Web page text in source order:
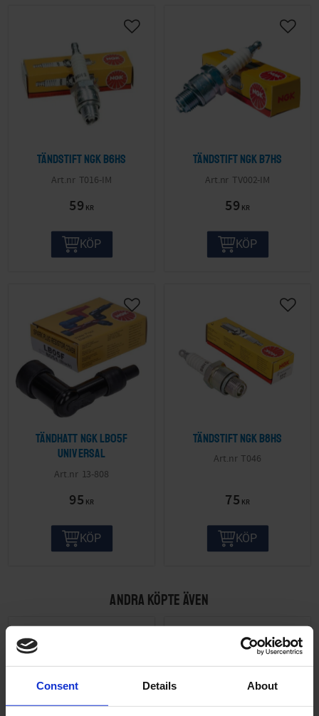
Consent Details About
Tändstift NGK B6HS
T016-IM
59 KR
KÖP
Tändstift NGK B7HS
TV002-IM
59 KR
KÖP
Tändhatt NGK LB05F
Universal
13-808
95 KR
KÖP
Tändstift NGK B8HS
T046
75 KR
KÖP
ANDRA KÖPTE ÄVEN